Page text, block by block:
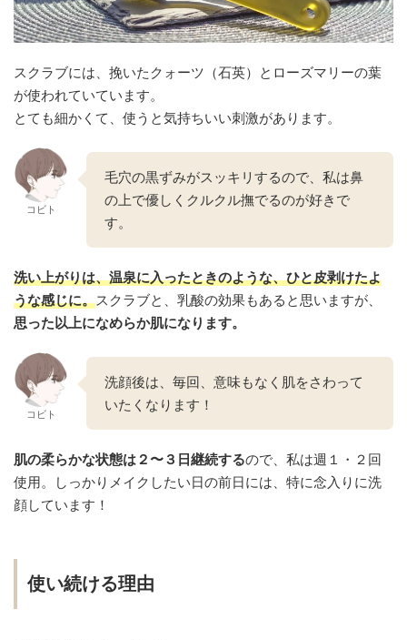
スクラブには、挽いたクォーツ（石英）とローズマリーの葉
が使われていています。
とても細かくて、使うと気持ちいい刺激があります。
コビト
毛穴の黒ずみがスッキリするので、私は鼻
の上で優しくクルクル撫でるのが好きで
す。
洗い上がりは、温泉に入ったときのような、ひと皮剥けたよ
うな感じに。スクラブと、乳酸の効果もあると思いますが、
思った以上になめらか肌になります。
コビト
洗顔後は、毎回、意味もなく肌をさわって
いたくなります！
肌の柔らかな状態は２〜３日継続するので、私は週１・２回
使用。しっかりメイクしたい日の前日には、特に念入りに洗
顔しています！
使い続ける理由